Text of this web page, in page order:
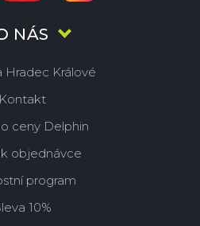
NÁS
Hradec Králové
Kontakt
ceny Delphin
objednávce
program
10%